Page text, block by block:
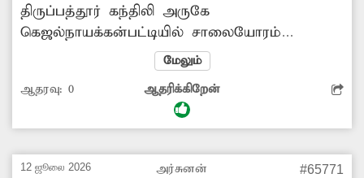
திருப்பத்தூர் கந்திலி அருகே
கெஜல்நாயக்கன்பட்டியில் சாலையோரம்
பொதுமக்களுக்கு இடையூறாக வாகனங்கள்
நிறுத்தப்படுகின்றன. இதனால் பொதுமக்கள்,
வாகன ஓட்டிகள் சிரமப்படுகின்றனர். எனவே
இதற்கு சம்பந்தப்பட்ட அதிகாரிகள் உரிய
-சிவசுப்பிரமணியம், கந்திலி.
மேலும்
ஆதரவு: 0 ஆதரிக்கிறேன்
12 ஜூலை 2026
அர்சுனன்
#65771